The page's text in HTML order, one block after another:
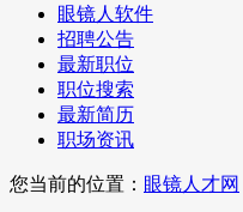
眼镜人软件
招聘公告
最新职位
职位搜索
最新简历
职场资讯
您当前的位置： 眼镜人才网